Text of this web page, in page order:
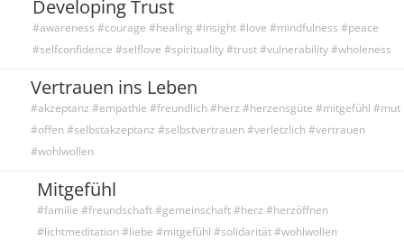
Developing Trust
#awareness #courage #healing #insight #love #mindfulness #peace
#selfconfidence #selflove #spirituality #trust #vulnerability #wholeness
Vertrauen ins Leben
#akzeptanz #empathie #freundlich #herz #herzensgüte #mitgefühl #mut
#offen #selbstakzeptanz #selbstvertrauen #verletzlich #vertrauen
#wohlwollen
Mitgefühl
#familie #freundschaft #gemeinschaft #herz #herzöffnen
#lichtmeditation #liebe #mitgefühl #solidarität #wohlwollen